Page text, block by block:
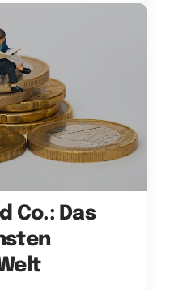
Co.: Das